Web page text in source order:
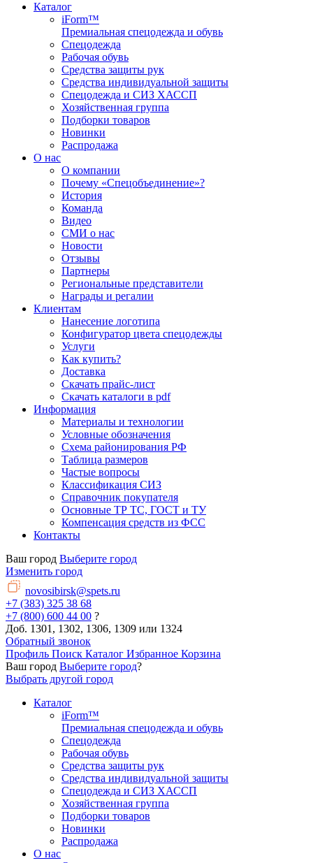
Каталог
iForm™
Премиальная спецодежда и обувь
Спецодежда
Рабочая обувь
Средства защиты рук
Средства индивидуальной защиты
Спецодежда и СИЗ ХАССП
Хозяйственная группа
Подборки товаров
Новинки
Распродажа
О нас
О компании
Почему «Спецобъединение»?
История
Команда
Видео
СМИ о нас
Новости
Отзывы
Партнеры
Региональные представители
Награды и регалии
Клиентам
Нанесение логотипа
Конфигуратор цвета спецодежды
Услуги
Как купить?
Доставка
Скачать прайс-лист
Скачать каталоги в pdf
Информация
Материалы и технологии
Условные обозначения
Схема районирования РФ
Таблица размеров
Частые вопросы
Классификация СИЗ
Справочник покупателя
Основные ТР ТС, ГОСТ и ТУ
Компенсация средств из ФСС
Контакты
Ваш город Выберите город
Изменить город
novosibirsk@spets.ru
+7 (383) 325 38 68
+7 (800) 600 44 00 ?
Доб. 1301, 1302, 1306, 1309 или 1324
Обратный звонок
Профиль Поиск Каталог Избранное Корзина
Ваш город Выберите город?
Выбрать другой город
Каталог
iForm™
Премиальная спецодежда и обувь
Спецодежда
Рабочая обувь
Средства защиты рук
Средства индивидуальной защиты
Спецодежда и СИЗ ХАССП
Хозяйственная группа
Подборки товаров
Новинки
Распродажа
О нас